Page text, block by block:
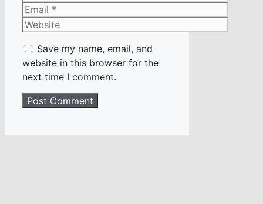
Email
Website
Save my name, email, and
website in this browser for the
next time I comment.